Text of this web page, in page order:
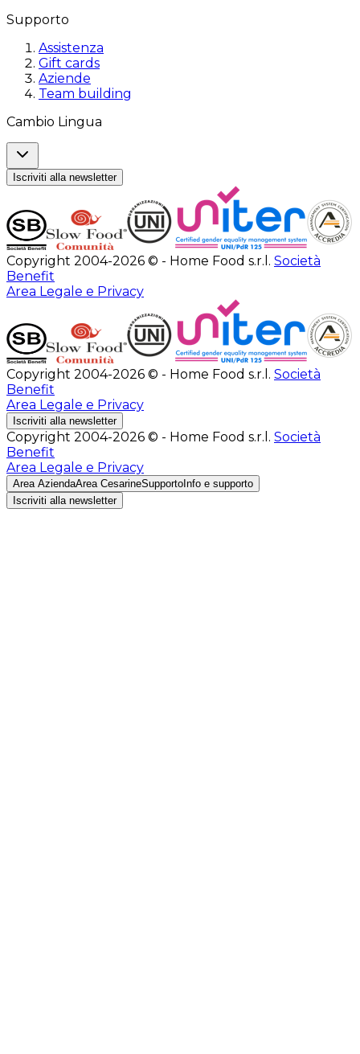
Supporto
Assistenza
Gift cards
Aziende
Team building
Cambio Lingua
Iscriviti alla newsletter
Copyright 2004-2026 © - Home Food s.r.l. Società
Benefit
Area Legale e Privacy
Copyright 2004-2026 © - Home Food s.r.l. Società
Benefit
Area Legale e Privacy
Iscriviti alla newsletter
Copyright 2004-2026 © - Home Food s.r.l. Società
Benefit
Area Legale e Privacy
Area AziendaArea CesarineSupporto Info e supporto
Iscriviti alla newsletter